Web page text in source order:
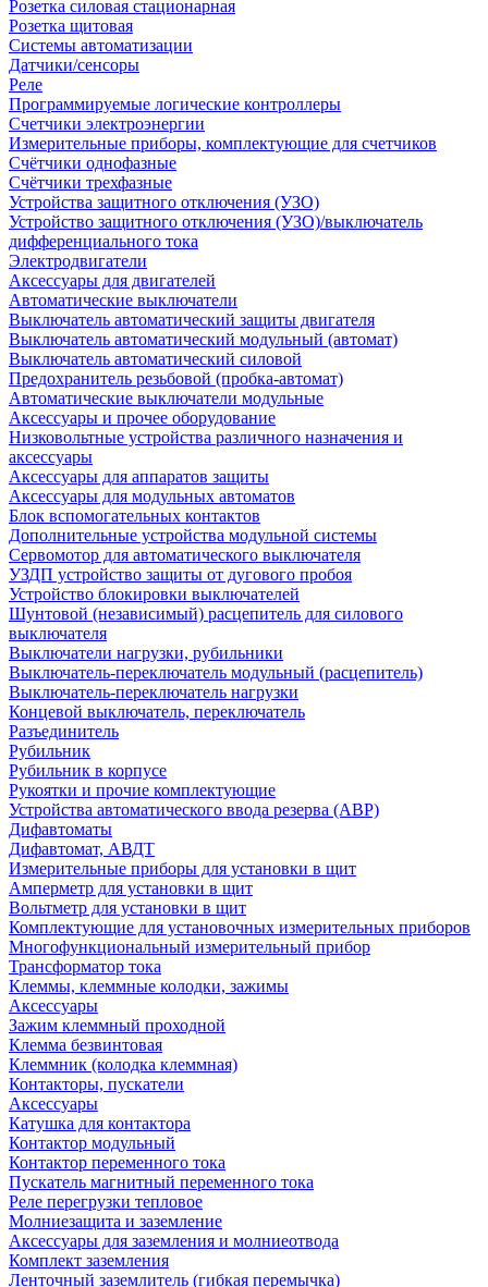
Розетка силовая стационарная
Розетка щитовая
Системы автоматизации
Датчики/сенсоры
Реле
Программируемые логические контроллеры
Счетчики электроэнергии
Измерительные приборы, комплектующие для счетчиков
Счётчики однофазные
Счётчики трехфазные
Устройства защитного отключения (УЗО)
Устройство защитного отключения (УЗО)/выключатель
дифференциального тока
Электродвигатели
Аксессуары для двигателей
Автоматические выключатели
Выключатель автоматический защиты двигателя
Выключатель автоматический модульный (автомат)
Выключатель автоматический силовой
Предохранитель резьбовой (пробка-автомат)
Автоматические выключатели модульные
Аксессуары и прочее оборудование
Низковольтные устройства различного назначения и
аксессуары
Аксессуары для аппаратов защиты
Аксессуары для модульных автоматов
Блок вспомогательных контактов
Дополнительные устройства модульной системы
Сервомотор для автоматического выключателя
УЗДП устройство защиты от дугового пробоя
Устройство блокировки выключателей
Шунтовой (независимый) расцепитель для силового
выключателя
Выключатели нагрузки, рубильники
Выключатель-переключатель модульный (расцепитель)
Выключатель-переключатель нагрузки
Концевой выключатель, переключатель
Разъединитель
Рубильник
Рубильник в корпусе
Рукоятки и прочие комплектующие
Устройства автоматического ввода резерва (АВР)
Дифавтоматы
Дифавтомат, АВДТ
Измерительные приборы для установки в щит
Амперметр для установки в щит
Вольтметр для установки в щит
Комплектующие для установочных измерительных приборов
Многофункциональный измерительный прибор
Трансформатор тока
Клеммы, клеммные колодки, зажимы
Аксессуары
Зажим клеммный проходной
Клемма безвинтовая
Клеммник (колодка клеммная)
Контакторы, пускатели
Аксессуары
Катушка для контактора
Контактор модульный
Контактор переменного тока
Пускатель магнитный переменного тока
Реле перегрузки тепловое
Молниезащита и заземление
Аксессуары для заземления и молниеотвода
Комплект заземления
Ленточный заземлитель (гибкая перемычка)